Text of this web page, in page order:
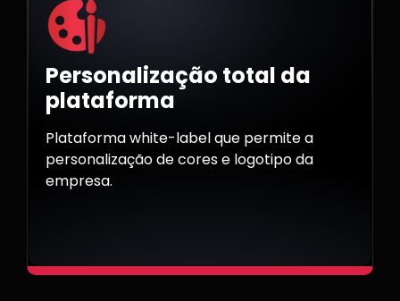
Personalização total da
plataforma
Plataforma white-label que permite a
personalização de cores e logotipo da
empresa.